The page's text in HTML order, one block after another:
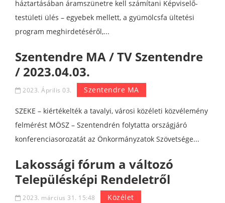
háztartásában áramszünetre kell számítani Képviselő-
testületi ülés – egyebek mellett, a gyümölcsfa ültetési
program meghirdetéséről,...
Szentendre MA / TV Szentendre
/ 2023.04.03.
2023. Április 03. Szentendre MA
SZEKE – kiértékelték a tavalyi, városi közéleti közvélemény
felmérést MÖSZ – Szentendrén folytatta országjáró
konferenciasorozatát az Önkormányzatok Szövetsége...
Lakossági fórum a változó
Településképi Rendeletről
2023. március 31. 15:48 Közélet